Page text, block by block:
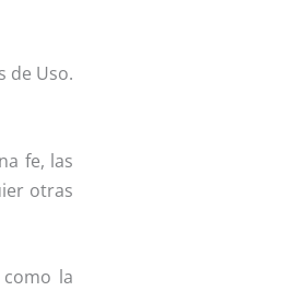
de Uso.
fe, las
otras
la